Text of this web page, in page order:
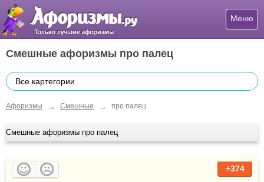
Меню
Смешные афоризмы про палец
Все картегории
Афоризмы → Смешные → про палец
Смешные афоризмы про палец
+374